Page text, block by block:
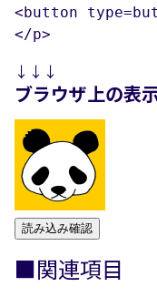
<button
</p>
↓↓↓
ブラウザ上の表
読み込み確認
■関連項目